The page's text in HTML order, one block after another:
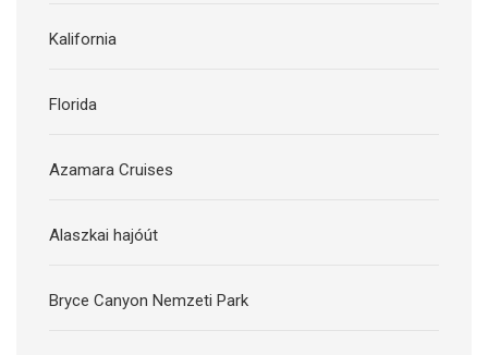
Kalifornia
Florida
Azamara Cruises
Alaszkai hajóút
Bryce Canyon Nemzeti Park